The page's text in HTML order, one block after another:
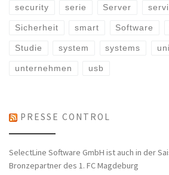
security serie Server
Sicherheit smart Software
Studie system systems
unternehmen usb
PRESSE CONTROL
SelectLine Software GmbH ist auch in der
Bronzepartner des 1. FC Magdeburg